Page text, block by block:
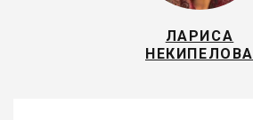
ЛАРИСА
НЕКИПЕЛОВА